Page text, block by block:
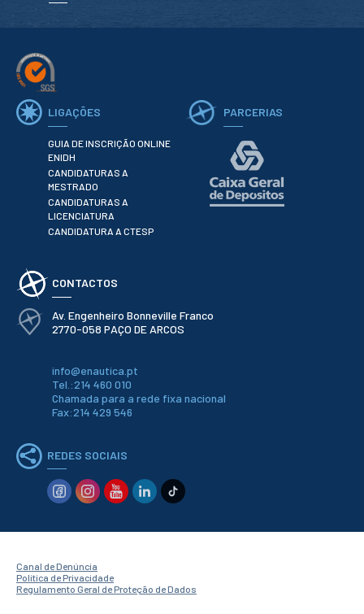
Gabinete de
Apoio ao
Estudante
Estudante
Concursos
Projetos
Testemunhos
BIBLIOTECA
Informação geral
Biblioteca
Insights
Utilizadores
bibliografias
Recursos
Eletrónicos
Catálogo ENIDH
Técnicas
Outros Recursos
Sugestões e
Reclamações
PROJETOS
Centros da ENIDH
Investigação e
Projetos I&D
Projetos
Pedagógicos
LIGAÇÕES
GUIA DE INSCRIÇÃO ONLINE
ENIDH
CANDIDATURAS A
MESTRADO
CANDIDATURAS A
LICENCIATURA
CANDIDATURA A CTESP
PARCERIAS
CONTACTOS
Av. Engenheiro Bonneville Franco
2770-058 PAÇO DE ARCOS
info@enautica.pt
Tel.:214 460 010
Chamada para a rede fixa nacional
Fax:214 429 546
REDES SOCIAIS
Canal de Denúncia
Política de Privacidade
Regulamento Geral de Proteção de Dados